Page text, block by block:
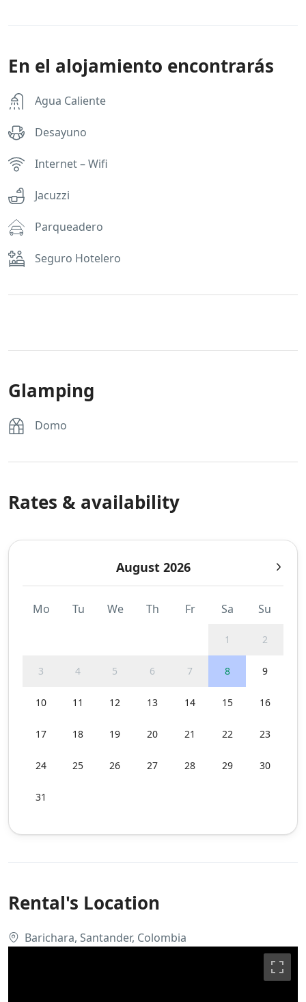
En el alojamiento encontrarás
Agua Caliente
Desayuno
Internet – Wifi
Jacuzzi
Parqueadero
Seguro Hotelero
Glamping
Domo
Rates & availability
August 2026
Mo Tu We Th Fr Sa Su
1 2
3 4 5 6 7 8 9
10 11 12 13 14 15 16
17 18 19 20 21 22 23
24 25 26 27 28 29 30
31
Rental's Location
Barichara, Santander, Colombia